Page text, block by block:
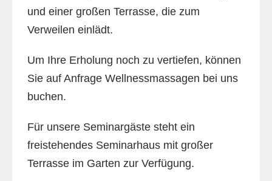
und einer großen Terrasse, die zum
Verweilen einlädt.
Um Ihre Erholung noch zu vertiefen, können
Sie auf Anfrage Wellnessmassagen bei uns
buchen.
Für unsere Seminargäste steht ein
freistehendes Seminarhaus mit großer
Terrasse im Garten zur Verfügung.